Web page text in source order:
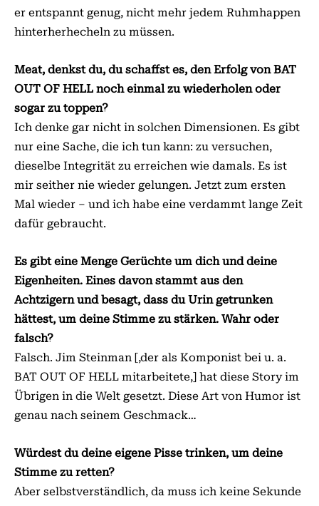
er entspannt genug, nicht mehr jedem Ruhmhappen
hinterherhecheln zu müssen.
Meat, denkst du, du schaffst es, den Erfolg von BAT
OUT OF HELL noch einmal zu wiederholen oder
sogar zu toppen?
Ich denke gar nicht in solchen Dimensionen. Es gibt
nur eine Sache, die ich tun kann: zu versuchen,
dieselbe Integrität zu erreichen wie damals. Es ist
mir seither nie wieder gelungen. Jetzt zum ersten
Mal wieder – und ich habe eine verdammt lange Zeit
dafür gebraucht.
Es gibt eine Menge Gerüchte um dich und deine
Eigenheiten. Eines davon stammt aus den
Achtzigern und besagt, dass du Urin getrunken
hättest, um deine Stimme zu stärken. Wahr oder
falsch?
Falsch. Jim Steinman [,der als Komponist bei u. a.
BAT OUT OF HELL mitarbeitete,] hat diese Story im
Übrigen in die Welt gesetzt. Diese Art von Humor ist
genau nach seinem Geschmack…
Würdest du deine eigene Pisse trinken, um deine
Stimme zu retten?
Aber selbstverständlich, da muss ich keine Sekunde